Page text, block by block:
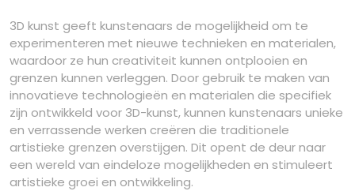
3D kunst geeft kunstenaars de mogelijkheid om te
experimenteren met nieuwe technieken en materialen,
waardoor ze hun creativiteit kunnen ontplooien en
grenzen kunnen verleggen. Door gebruik te maken van
innovatieve technologieën en materialen die specifiek
zijn ontwikkeld voor 3D-kunst, kunnen kunstenaars unieke
en verrassende werken creëren die traditionele
artistieke grenzen overstijgen. Dit opent de deur naar
een wereld van eindeloze mogelijkheden en stimuleert
artistieke groei en ontwikkeling.